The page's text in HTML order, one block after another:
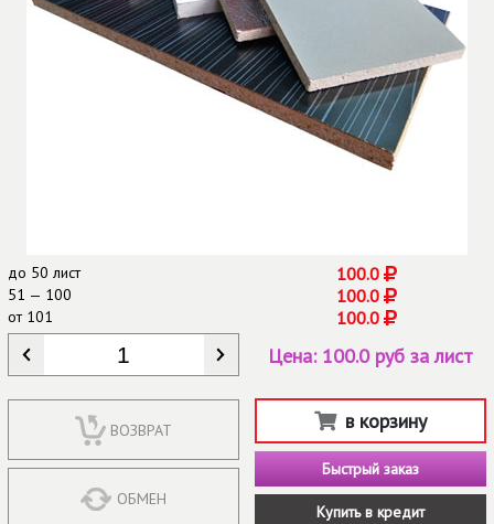
до 50 лист 100.0
51 — 100 100.0
от101 100.0
КОЛИЧЕСТВО
ВОЗВРАТ
ОБМЕН
Цена: 100.0 руб за лист
в корзину
Быстрый заказ
Купить в кредит